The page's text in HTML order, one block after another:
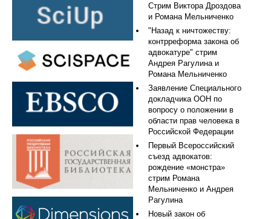
Стрим Виктора Дроздова
и Романа Мельниченко
"Назад к ничтожеству:
контрреформа закона об
адвокатуре" стрим
Андрея Рагулина и
Романа Мельниченко
Заявление Специального
докладчика ООН по
вопросу о положении в
области прав человека в
Российской Федерации
Первый Всероссийский
съезд адвокатов:
рождение «монстра»
стрим Романа
Мельниченко и Андрея
Рагулина
Новый закон об